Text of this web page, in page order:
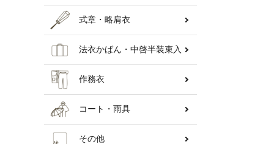
式章・略肩衣
法衣かばん・中啓半装束入
作務衣
コート・雨具
その他